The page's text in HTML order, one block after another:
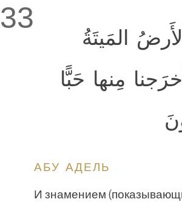
33
المَيتَةُ
مِنها حَبًّا
АБУ АДЕЛЬ
И знамением